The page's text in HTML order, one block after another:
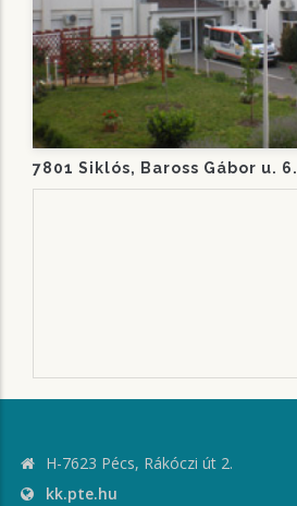
7801 Siklós, Baross Gábor u. 6.
H-7623 Pécs, Rákóczi út 2.
kk.pte.hu